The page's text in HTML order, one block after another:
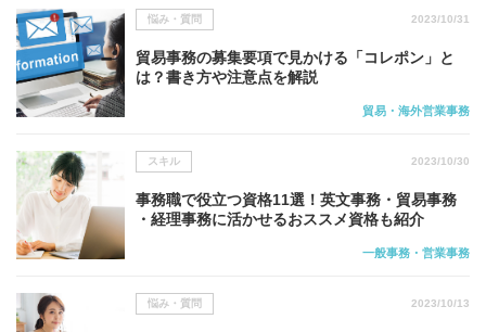
悩み・質問 2023/10/31
貿易事務の募集要項で見かける「コレポン」と
は？書き方や注意点を解説
貿易・海外営業事務
スキル 2023/10/30
事務職で役立つ資格11選！英文事務・貿易事務
・経理事務に活かせるおススメ資格も紹介
一般事務・営業事務
悩み・質問 2023/10/13